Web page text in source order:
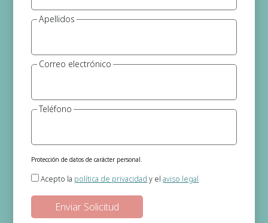
Apellidos
Correo electrónico
Teléfono
Protección de datos de carácter personal.
Finalidad:Gestión de las solicitudes de información que se realizan a
Legitimación:
En base a su consentimiento el cual nos otorga al
Acepto la política de privacidad y elaviso legal